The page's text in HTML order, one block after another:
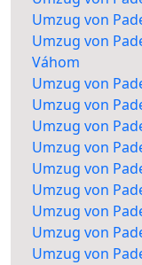
Umzug von
Umzug von
Váhom
Umzug von
Umzug von
Umzug von
Umzug von
Umzug von
Umzug von
Umzug von
Umzug von
Umzug von